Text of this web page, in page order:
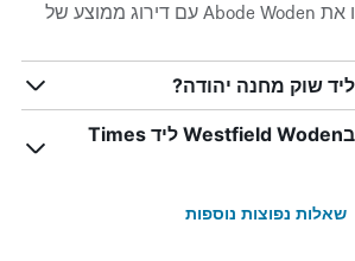
3,183 חוות דעת דירגו את Abode Woden עם דירוג ממוצע של
שוק מחנה יהודה?
המלצה למלון טוב בWestfield Woden ליד Times
שאלות נפוצות נוספות